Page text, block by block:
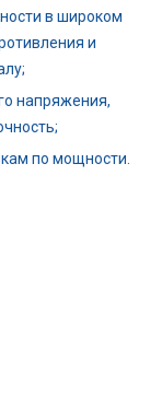
в широком
и
напряжения,
по мощности.